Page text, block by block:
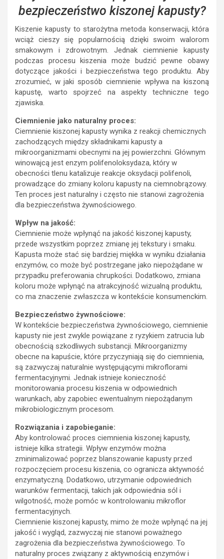
bezpieczeństwo kiszonej kapusty?
Kiszenie kapusty to starożytna metoda konserwacji, która
wciąż cieszy się popularnością dzięki swoim walorom
smakowym i zdrowotnym. Jednak ciemnienie kapusty
podczas procesu kiszenia może budzić pewne obawy
dotyczące jakości i bezpieczeństwa tego produktu. Aby
zrozumieć, w jaki sposób ciemnienie wpływa na kiszoną
kapustę, warto spojrzeć na aspekty techniczne tego
zjawiska.
Ciemnienie jako naturalny proces:
Ciemnienie kiszonej kapusty wynika z reakcji chemicznych
zachodzących między składnikami kapusty a
mikroorganizmami obecnymi na jej powierzchni. Głównym
winowajcą jest enzym polifenoloksydaza, który w
obecności tlenu katalizuje reakcje oksydacji polifenoli,
prowadzące do zmiany koloru kapusty na ciemnobrązowy.
Ten proces jest naturalny i często nie stanowi zagrożenia
dla bezpieczeństwa żywnościowego.
Wpływ na jakość:
Ciemnienie może wpłynąć na jakość kiszonej kapusty,
przede wszystkim poprzez zmianę jej tekstury i smaku.
Kapusta może stać się bardziej miękka w wyniku działania
enzymów, co może być postrzegane jako niepożądane w
przypadku preferowania chrupkości. Dodatkowo, zmiana
koloru może wpłynąć na atrakcyjność wizualną produktu,
co ma znaczenie zwłaszcza w kontekście konsumenckim.
Bezpieczeństwo żywnościowe:
W kontekście bezpieczeństwa żywnościowego, ciemnienie
kapusty nie jest zwykle powiązane z ryzykiem zatrucia lub
obecnością szkodliwych substancji. Mikroorganizmy
obecne na kapuście, które przyczyniają się do ciemnienia,
są zazwyczaj naturalnie występującymi mikroflorami
fermentacyjnymi. Jednak istnieje konieczność
monitorowania procesu kiszenia w odpowiednich
warunkach, aby zapobiec ewentualnym niepożądanym
mikrobiologicznym procesom.
Rozwiązania i zapobieganie:
Aby kontrolować proces ciemnienia kiszonej kapusty,
istnieje kilka strategii. Wpływ enzymów można
zminimalizować poprzez blanszowanie kapusty przed
rozpoczęciem procesu kiszenia, co ogranicza aktywność
enzymatyczną. Dodatkowo, utrzymanie odpowiednich
warunków fermentacji, takich jak odpowiednia sól i
wilgotność, może pomóc w kontrolowaniu mikroflor
fermentacyjnych.
Ciemnienie kiszonej kapusty, mimo że może wpłynąć na jej
jakość i wygląd, zazwyczaj nie stanowi poważnego
zagrożenia dla bezpieczeństwa żywnościowego. To
naturalny proces związany z aktywnością enzymów i